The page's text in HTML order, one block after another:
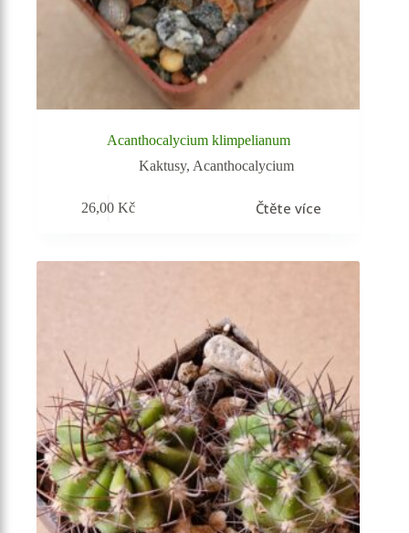
Acanthocalycium klimpelianum
Kaktusy, Acanthocalycium
26,00Kč Čtěte více